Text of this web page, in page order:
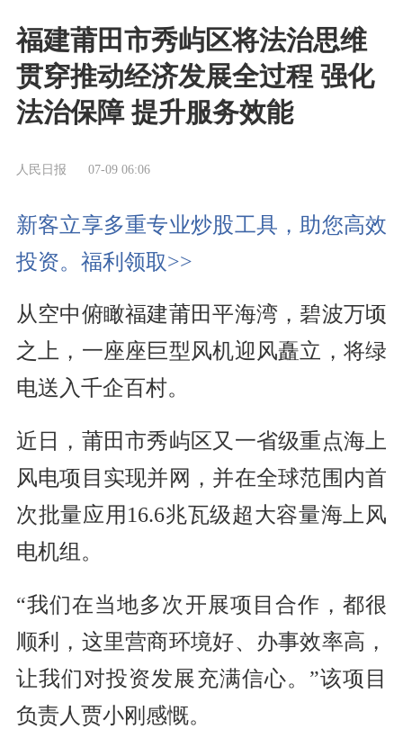
福建莆田市秀屿区将法治思维
贯穿推动经济发展全过程 强化
法治保障 提升服务效能
人民日报 07-09 06:06
新客立享多重专业炒股工具，助您高效
投资。福利领取>>
从空中俯瞰福建莆田平海湾，碧波万顷
之上，一座座巨型风机迎风矗立，将绿
电送入千企百村。
近日，莆田市秀屿区又一省级重点海上
风电项目实现并网，并在全球范围内首
次批量应用16.6兆瓦级超大容量海上风
电机组。
“我们在当地多次开展项目合作，都很
顺利，这里营商环境好、办事效率高，
让我们对投资发展充满信心。”该项目
负责人贾小刚感慨。